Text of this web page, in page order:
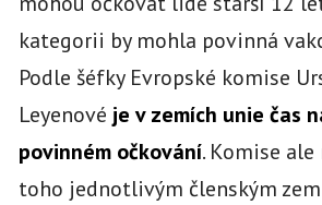
kategorii by mohla povinná
Podle šéfky Evropské komise
Leyenové je v zemích unie čas
povinném očkování. Komise
toho jednotlivým členským